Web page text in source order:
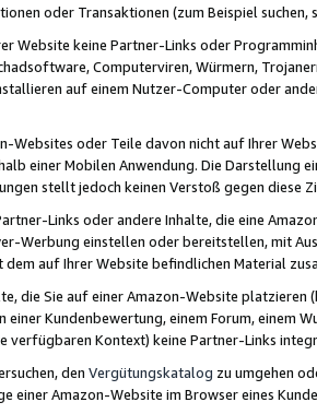
oder Transaktionen (zum Beispiel
Website keine Partner-Links oder
Computerviren, Würmern,
auf einem Nutzer-Computer oder
Websites oder Teile davon nicht auf Ihrer
einer Mobilen Anwendung. Die Darstellung
stellt jedoch keinen Verstoß gegen diese
Links oder andere Inhalte, die eine
Werbung einstellen oder bereitstellen, mit
dem auf Ihrer Website befindlichen Material
die Sie auf einer Amazon-Website
einer Kundenbewertung, einem Forum, einem
verfügbaren Kontext) keine Partner-Links
den Vergütungskatalog zu umgehen
einer Amazon-Website im Browser eines